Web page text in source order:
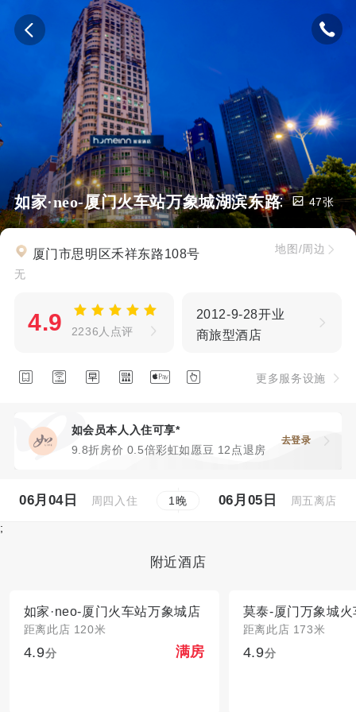
如家·neo-厦门火车站万象城湖滨东路地铁站店
47张
厦门市思明区禾祥东路108号
无
地图/周边
4.9 2236人点评
2012-9-28开业
商旅型酒店
      更多服务设施
如会员本人入住可享*
9.8折房价 0.5倍彩虹如愿豆 12点退房
去登录
06月04日 周四入住 1晚 06月05日 周五离店
;
附近酒店
如家·neo-厦门火车站万象城店
距离此店 120米
4.9分 满房
距离此店 173米
4.9分